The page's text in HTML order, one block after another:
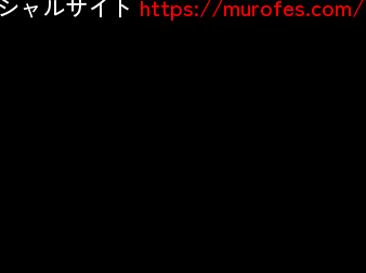
ャルサイト https://murofes.com/